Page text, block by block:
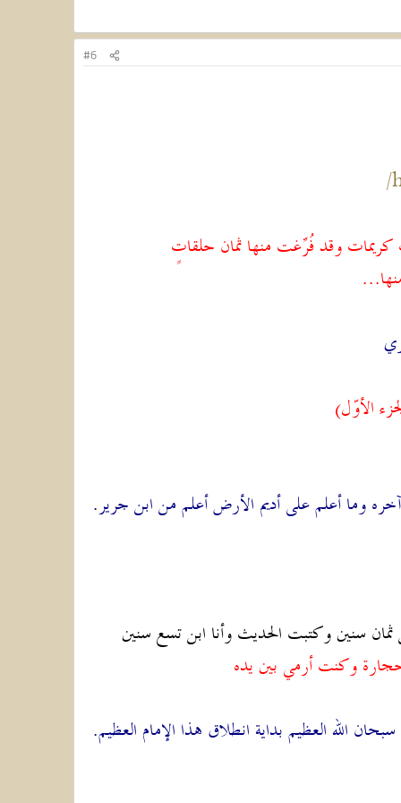
#6
كريمات وقد فُرِّغت منها ثمان حلقاتٍ
الأوّل)
وما أعلم على أديم الأرض أعلم من ابن جرير.
سنين وكتبت الحديثوأنا ابن تسع سنين
وكنت أرمي بين يده
الله العظيم بداية انطلاق هذا الإمام العظيم.